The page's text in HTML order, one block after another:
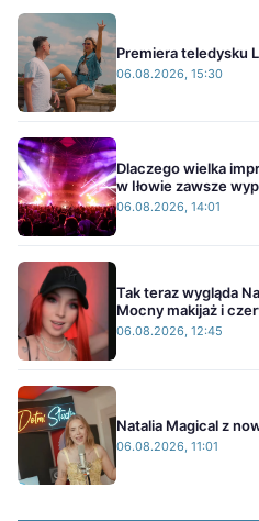
Premiera teledysku
06.08.2026, 15:30
Dlaczego wielka
w Iłowie zawsze
06.08.2026, 14:01
Tak teraz wygląda
Mocny makijaż i
06.08.2026, 12:45
Natalia Magical z
06.08.2026, 11:01